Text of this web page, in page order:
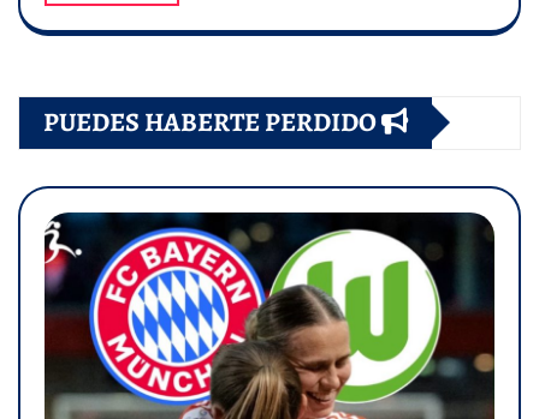
PUEDES HABERTE PERDIDO